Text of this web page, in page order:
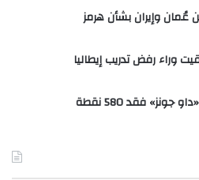
وإيران بشأن هرمز
وراء رفض تدريب إيطاليا
فقد 580 نقطة